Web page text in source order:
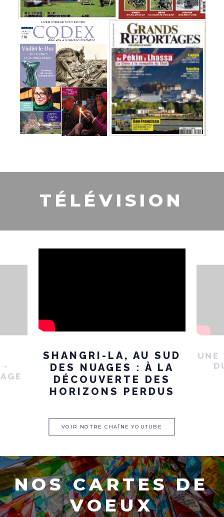
T É L ÉV I S I O N
-
SHANGRI-LA, AU SUD
DES NUAGES : À LA
DÉCOUVERTE DES
HORIZONS PERDUS
UNE
VOIR NOTRE CHAÎNE YOUTUBE
NOS CARTES DE
VOEUX